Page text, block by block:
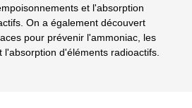
et l'absorption
On a également découvert
pour prévenir l'ammoniac, les
l'absorption d'éléments radioactifs.